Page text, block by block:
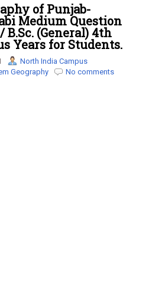
l
e
n
a
v
i
g
of Punjab-
Medium Question
B.Sc. (General) 4th
Years for Students.
North India Campus
Geography No comments